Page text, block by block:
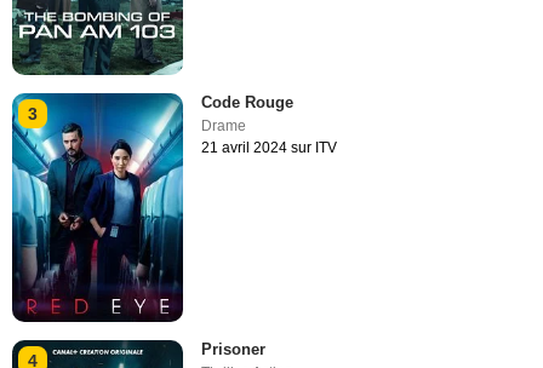
3
Code Rouge
Drame
21 avril 2024 sur ITV
4
Prisoner